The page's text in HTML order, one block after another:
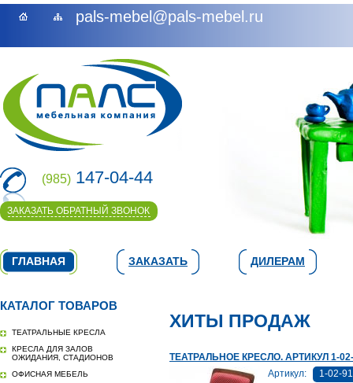
pals-mebel@pals-mebel.ru
(985) 147-04-44
ЗАКАЗАТЬ ОБРАТНЫЙ ЗВОНОК
ГЛАВНАЯ ЗАКАЗАТЬ ДИЛЕРАМ
КАТАЛОГ ТОВАРОВ
ТЕАТРАЛЬНЫЕ КРЕСЛА
КРЕСЛА ДЛЯ ЗАЛОВ
ОЖИДАНИЯ, СТАДИОНОВ
ОФИСНАЯ МЕБЕЛЬ
ХИТЫ ПРОДАЖ
ТЕАТРАЛЬНОЕ КРЕСЛО. АРТИКУЛ 1-
Артикул:
1-02-91